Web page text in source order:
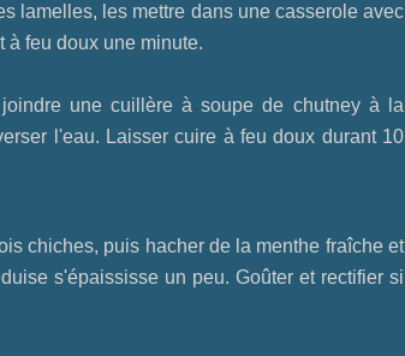
lamelles, les mettre dans une casserole avec
à feu doux une minute.
une cuillère à soupe de chutney à la
l'eau. Laisser cuire à feu doux durant 10
chiches, puis hacher de la menthe fraîche et
s'épaississe un peu. Goûter et rectifier si